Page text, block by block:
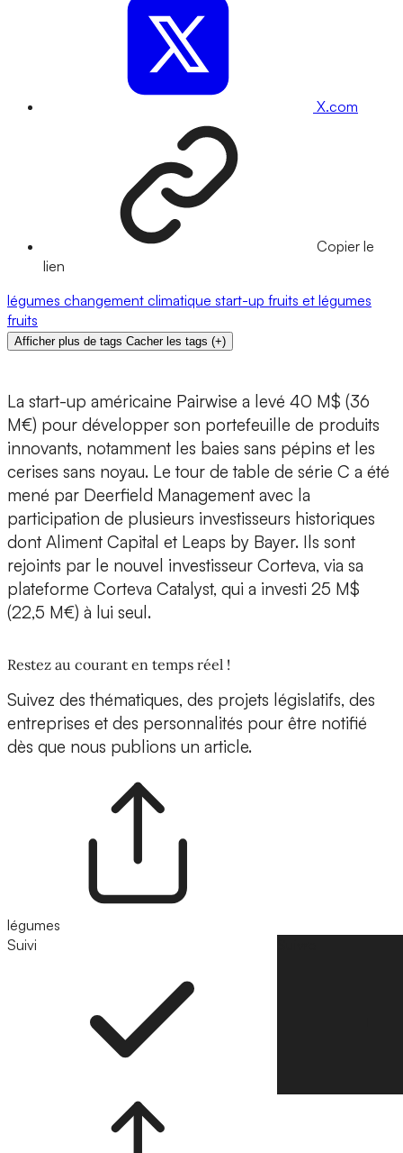
X.com
Copier le
lien
légumes changement climatique start-up fruits et légumes
fruits
Afficher plus de tags Cacher les tags (+)
La start-up américaine Pairwise a levé 40 M$ (36
M€) pour développer son portefeuille de produits
innovants, notamment les baies sans pépins et les
cerises sans noyau. Le tour de table de série C a été
mené par Deerfield Management avec la
participation de plusieurs investisseurs historiques
dont Aliment Capital et Leaps by Bayer. Ils sont
rejoints par le nouvel investisseur Corteva, via sa
plateforme Corteva Catalyst, qui a investi 25 M$
(22,5 M€) à lui seul.
Restez au courant en temps réel !
Suivez des thématiques, des projets législatifs, des
entreprises et des personnalités pour être notifié
dès que nous publions un article.
légumes
Suivi